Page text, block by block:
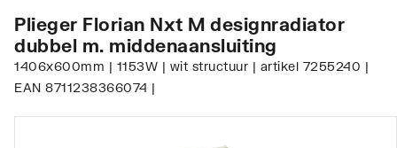
Plieger Florian Nxt M designradiator
dubbel m. middenaansluiting
1406x600mm | 1153W | wit structuur | artikel 7255240 |
EAN 8711238366074 |